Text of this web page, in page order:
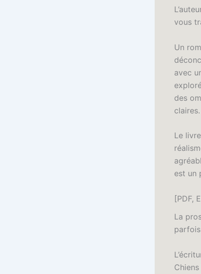
vous
Un
avec
des
claires.
Le
est un
[PDF,
La